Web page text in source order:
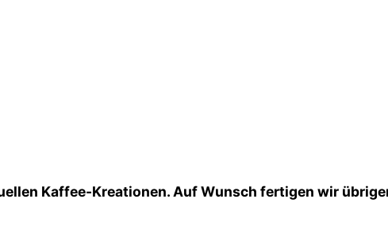
Kaffee-Kreationen. Auf Wunsch fertigen wir